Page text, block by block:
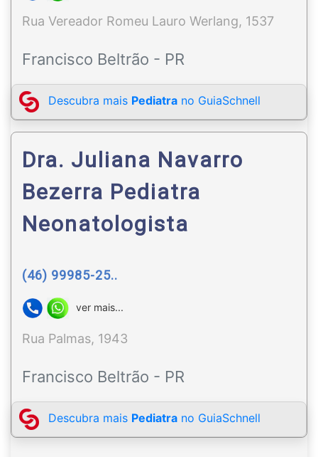
Rua Vereador Romeu Lauro Werlang, 1537
Francisco Beltrão - PR
Descubra mais Pediatra no GuiaSchnell
Dra. Juliana Navarro
Bezerra Pediatra
Neonatologista
(46) 99985-25..
ver mais...
Rua Palmas, 1943
Francisco Beltrão - PR
Descubra mais Pediatra no GuiaSchnell